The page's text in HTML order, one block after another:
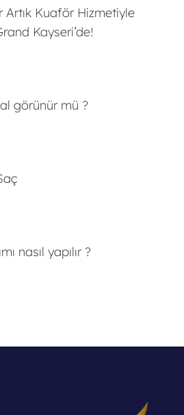
Artık Kuaför Hizmetiyle
Kayseri’de!
görünür mü ?
nasıl yapılır ?